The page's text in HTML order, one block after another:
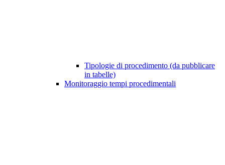
Tipologie di procedimento (da pubblicare
in tabelle)
Monitoraggio tempi procedimentali